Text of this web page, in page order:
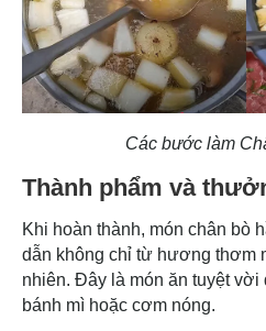
Các bước làm
Thành phẩm và
Khi hoàn thành, món chân bò
dẫn không chỉ từ hương thơm
nhiên. Đây là món ăn tuyệt vời
bánh mì hoặc cơm nóng.